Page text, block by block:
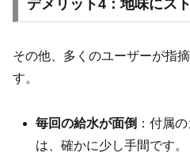
デメリット4：地味にス
その他、多くのユーザーが指
す。
毎回の給水が面倒 ：付属
は、確かに少し手間です